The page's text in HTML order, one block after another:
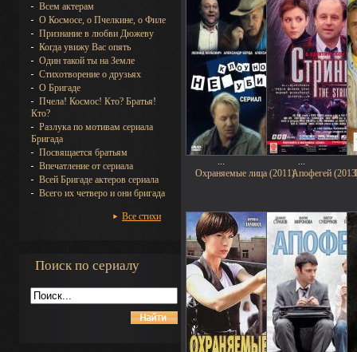
Всем актерам
О Космосе, о Пчелкине, о Филе
Признание в любви Дюжеву
Когда увижу Вас опять
Один такой ты на Земле
Стихотворение о друзьях
О Бригаде
Пчела! Космос! Кто? Братья!
Кто?
Разлука по мотивам сериала
Бригада
Посвящается братьям
Впечатление от сериала
Всей Бригаде актеров сериала
Всего их четверо и они бригада
Все стихи
Поиск по сериалу
... ...
Охраняемые лица (2011)Апофегей